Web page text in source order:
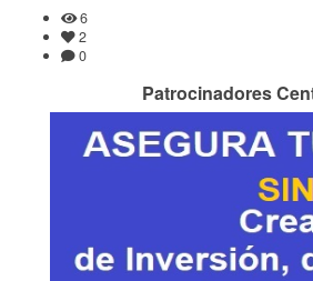
6
2
0
Patrocinadores